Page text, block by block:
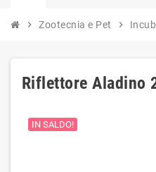
chevron_right Zootecnia e Pet chevron_right
Riflettore Aladino
IN SALDO!